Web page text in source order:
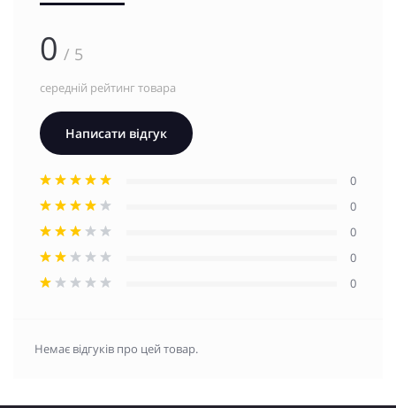
0 / 5
середній рейтинг товара
Написати відгук
0
0
0
0
0
Немає відгуків про цей товар.